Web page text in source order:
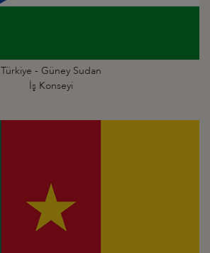
Türkiye - Güney Sudan
İş Konseyi